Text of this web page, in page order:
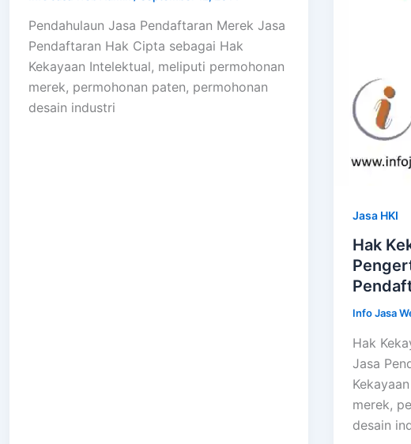
Pendahulaun Jasa Pendaftaran Merek Jasa
Pendaftaran Hak Cipta sebagai Hak
Kekayaan Intelektual, meliputi permohonan
merek, permohonan paten, permohonan
desain industri
Jasa HKI
Hak
Info Jasa
Hak
Jasa
merek,
desain